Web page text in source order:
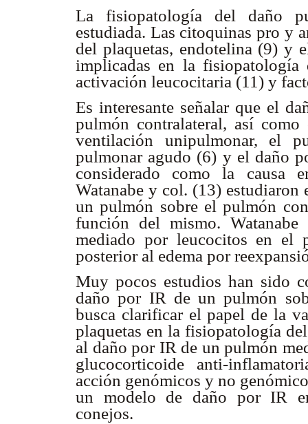
La fisiopatología del daño
estudiada. Las citoquinas pro y
del plaquetas, endotelina (9) y
implicadas en la
activación leucocitaria (11) y
Es interesante señalar que el
pulmón contralateral, así
ventilación unipulmonar, el
pulmonar agudo (6) y el daño
considerado como la causa
Watanabe y col. (13)
un pulmón sobre el pulmón
función del mismo.
mediado por leucocitos en el
posterior al edema por
Muy pocos estudios han sido
daño por IR de un pulmón
busca clarificar el papel de la
plaquetas en la fisiopatología
al daño por IR de un pulmón
glucocorticoide anti-
acción genómicos y no
un modelo de daño por IR
conejos.